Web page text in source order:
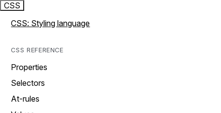
CSS
CSS: Styling language
CSS REFERENCE
Properties
Selectors
At-rules